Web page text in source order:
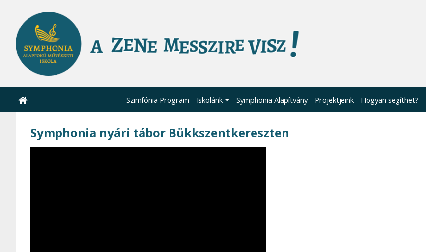
Szimfónia Program Iskolánk Symphonia Alapítvány Projektjeink Hogyan segíthet?
Symphonia nyári tábor Bükkszentkereszten